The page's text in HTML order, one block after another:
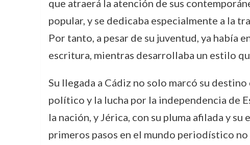
que atraerá la atención de sus
popular, y se dedicaba especialmente a la
Por tanto, a pesar de su juventud, ya había
escritura, mientras desarrollaba un estilo
Su llegada a Cádiz no solo marcó su
político y la lucha por la independencia de
la nación, y Jérica, con su pluma afilada y
primeros pasos en el mundo periodístico